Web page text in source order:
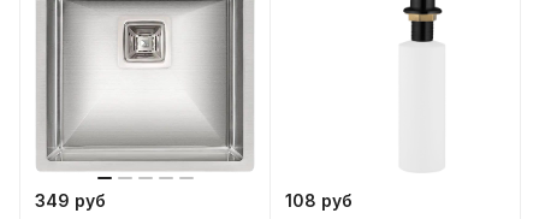
349 руб
108 руб